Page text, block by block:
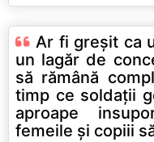
Ar fi greşit ca
un lagăr de
să rămână
timp ce soldaţii
aproape
femeile şi copiii